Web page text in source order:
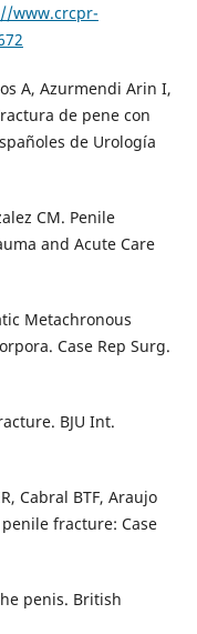
www.crcpr-
A, Azurmendi Arin I,
de pene con
de Urología
CM. Penile
and Acute Care
Metachronous
Case Rep Surg.
BJU Int.
Cabral BTF, Araujo
fracture: Case
penis. British